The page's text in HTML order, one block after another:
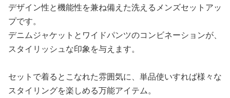
デザイン性と機能性を兼ね備えた洗えるメンズセットアッ
プです。
デニムジャケットとワイドパンツのコンビネーションが、
スタイリッシュな印象を与えます。
セットで着るとこなれた雰囲気に、単品使いすれば様々な
スタイリングを楽しめる万能アイテム。